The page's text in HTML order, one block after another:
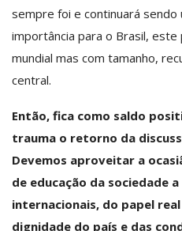
sempre foi e continuará
importância para o Brasil,
mundial mas com tamanho,
central.
Então, fica como saldo
trauma o retorno da
Devemos aproveitar a
de educação da sociedade
internacionais, do papel
dignidade do país e das